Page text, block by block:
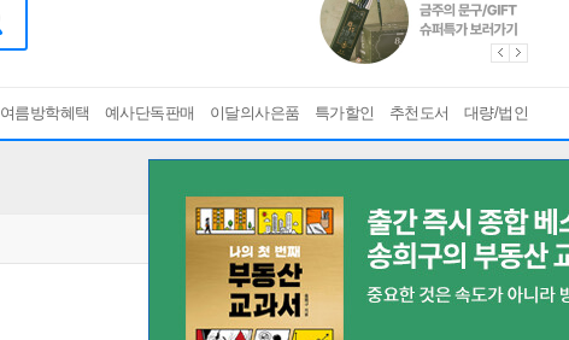
여름방학혜택 예사단독판매 이달의사은품 특가할인 추천도서 대량/법인